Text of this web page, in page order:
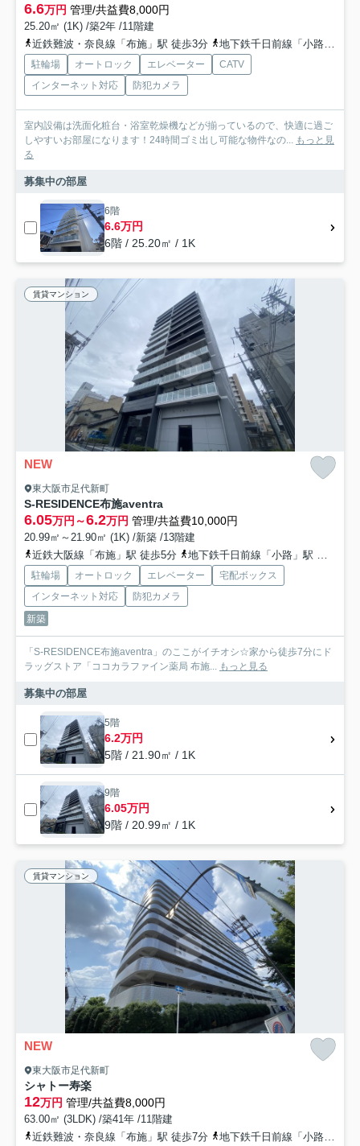
6.6万円 管理/共益費8,000円
25.20㎡ (1K) /築2年 /11階建
近鉄難波・奈良線「布施」駅 徒歩3分
地下鉄千日前線「小路」駅 徒歩10分
駐輪場 オートロック エレベーター
CATV
インターネット対応
防犯カメラ
室内設備は洗面化粧台・浴室乾燥機などが揃っているので、快適に過ご
しやすいお部屋になります！24時間ゴミ出し可能な物件なの... もっと見
る
募集中の部屋
6階
6.6万円
6階 / 25.20㎡ / 1K
賃貸マンション
NEW
東大阪市足代新町
S-RESIDENCE布施aventra
6.05万円～6.2万円 管理/共益費10,000円
20.99㎡～21.90㎡ (1K) /新築 /13階建
近鉄大阪線「布施」駅 徒歩5分
地下鉄千日前線「小路」駅 徒歩9分
駐輪場 オートロック エレベーター
宅配ボックス
インターネット対応
防犯カメラ
新築
「S-RESIDENCE布施aventra」のここがイチオシ☆家から徒歩7分にド
ラッグストア「ココカラファイン薬局 布施... もっと見る
募集中の部屋
5階
6.2万円
5階 / 21.90㎡ / 1K
9階
6.05万円
9階 / 20.99㎡ / 1K
賃貸マンション
NEW
東大阪市足代新町
シャトー寿楽
12万円 管理/共益費8,000円
63.00㎡ (3LDK) /築41年 /11階建
近鉄難波・奈良線「布施」駅 徒歩7分
地下鉄千日前線「小路」駅 徒歩7分